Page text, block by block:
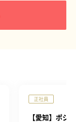
正社員
【愛知】ポジ